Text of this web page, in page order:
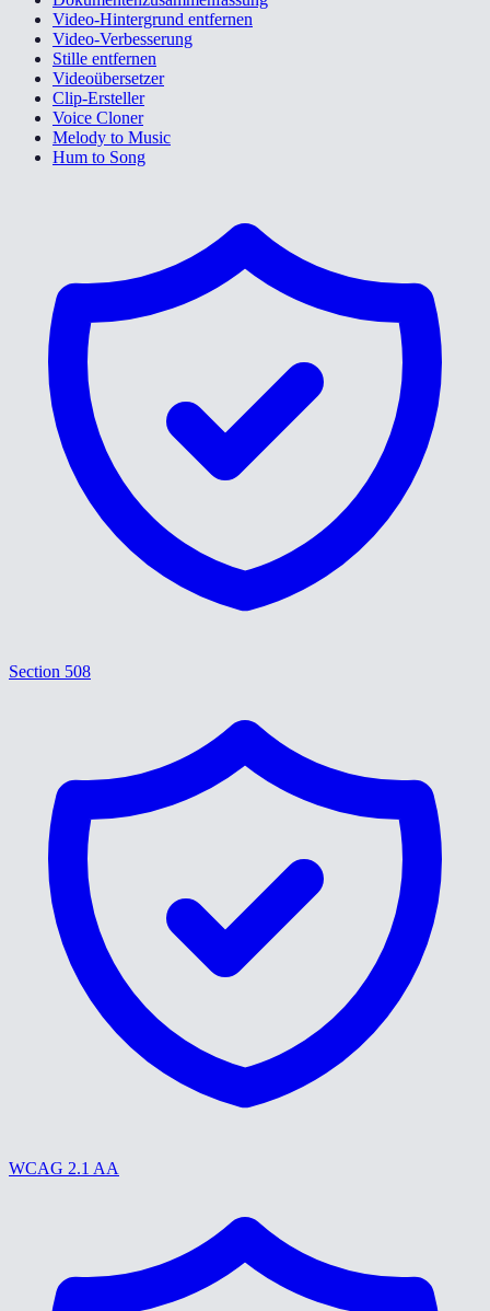
Video-Hintergrund entfernen
Video-Verbesserung
Stille entfernen
Videoübersetzer
Clip-Ersteller
Voice Cloner
Melody to Music
Hum to Song
Section 508
WCAG 2.1 AA